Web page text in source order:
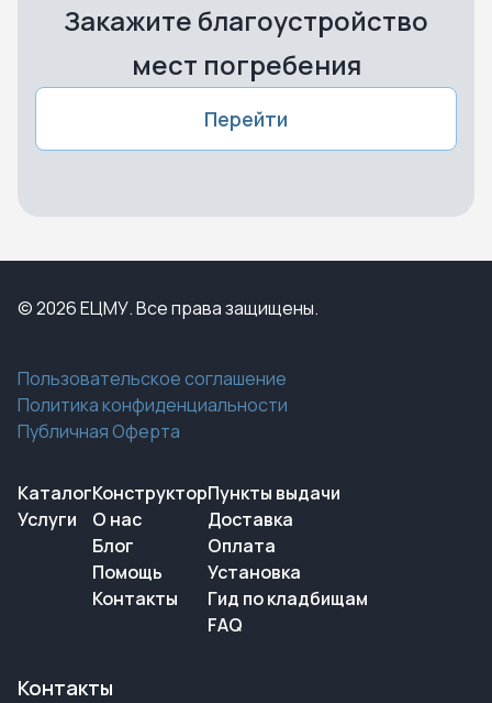
Закажите благоустройство
мест погребения
Перейти
© 2026 ЕЦМУ. Все права защищены.
Пользовательское соглашение
Политика конфиденциальности
Публичная Оферта
Каталог
Услуги
Конструктор
О нас
Блог
Помощь
Контакты
Пункты выдачи
Доставка
Оплата
Установка
Гид по кладбищам
FAQ
Контакты